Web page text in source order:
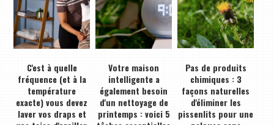
C'est à quelle
fréquence (et à la
température
exacte) vous devez
laver vos draps et
Votre maison
intelligente a
également besoin
d'un nettoyage de
printemps : voici 5
Pas de produits
chimiques : 3
façons naturelles
d'éliminer les
pissenlits pour une